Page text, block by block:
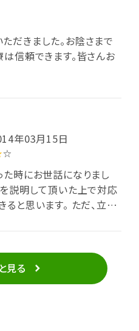
だきました。お陰さまで
信頼できます。皆さんお
年03月15日
☆
時にお世話になりまし
説明して頂いた上で対応
と思います。 ただ、立地
見る